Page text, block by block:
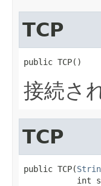
TCP
public TCP()
接続さ
TCP
public TCP(
int